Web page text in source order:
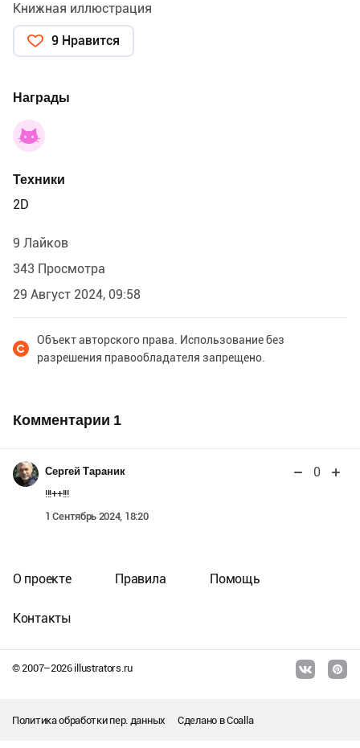
Книжная иллюстрация
9 Нравится
Награды
Техники
2D
9 Лайков
343 Просмотра
29 Август 2024, 09:58
Объект авторского права. Использование без
разрешения правообладателя запрещено.
Комментарии 1
Сергей Тараник 0
!!!++!!!
1 Сентябрь 2024, 18:20
© 2007–2026illustrators.ru
О проекте Правила Помощь
Контакты
Политика обработки пер. данных Сделано вCoalla